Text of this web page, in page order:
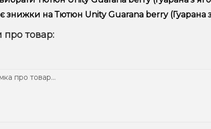
Додайте Тютюн Unity Guarana berry (Гуарана з
Виберіть зручний спосіб оплати та доставки.
залежить від ваших уподобань – наприклад, якщо це
– потужність та смак. Наші менеджери допоможуть
знижки на Тютюн Unity Guarana berry (Гуарана
телеграм-каналі, щоб не проґавити вигідні пропозиції!
про товар: